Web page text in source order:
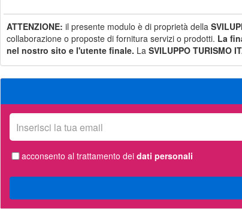
ATTENZIONE: il presente modulo è di proprietà della
collaborazione o proposte di fornitura servizi o prodotti. La
nel nostro sito e l'utente finale. La SVILUPPO TURISMO
La
tua
email
acconsento al trattamento dei dati personali